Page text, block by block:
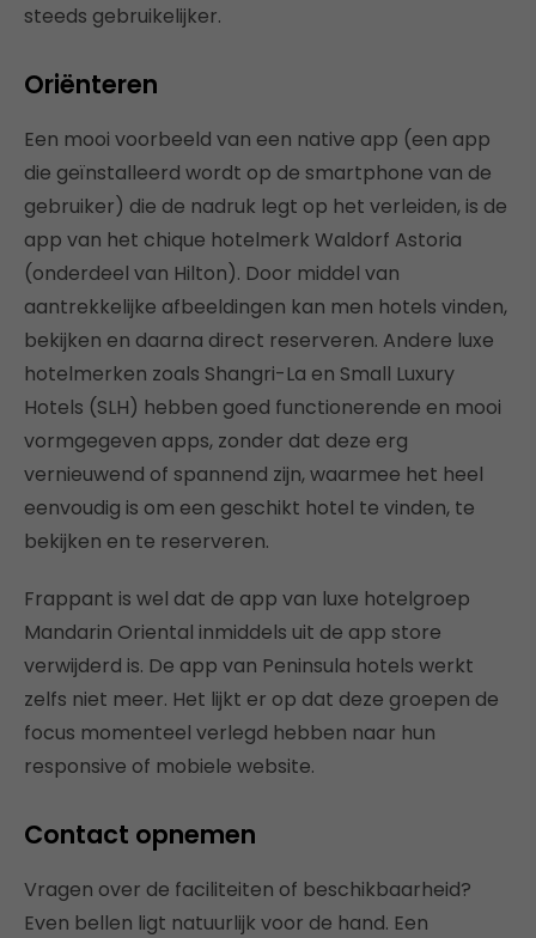
steeds gebruikelijker.
Oriënteren
Een mooi voorbeeld van een native app (een app
die geïnstalleerd wordt op de smartphone van de
gebruiker) die de nadruk legt op het verleiden, is de
app van het chique hotelmerk Waldorf Astoria
(onderdeel van Hilton). Door middel van
aantrekkelijke afbeeldingen kan men hotels vinden,
bekijken en daarna direct reserveren. Andere luxe
hotelmerken zoals Shangri-La en Small Luxury
Hotels (SLH) hebben goed functionerende en mooi
vormgegeven apps, zonder dat deze erg
vernieuwend of spannend zijn, waarmee het heel
eenvoudig is om een geschikt hotel te vinden, te
bekijken en te reserveren.
Frappant is wel dat de app van luxe hotelgroep
Mandarin Oriental inmiddels uit de app store
verwijderd is. De app van Peninsula hotels werkt
zelfs niet meer. Het lijkt er op dat deze groepen de
focus momenteel verlegd hebben naar hun
responsive of mobiele website.
Contact opnemen
Vragen over de faciliteiten of beschikbaarheid?
Even bellen ligt natuurlijk voor de hand. Een